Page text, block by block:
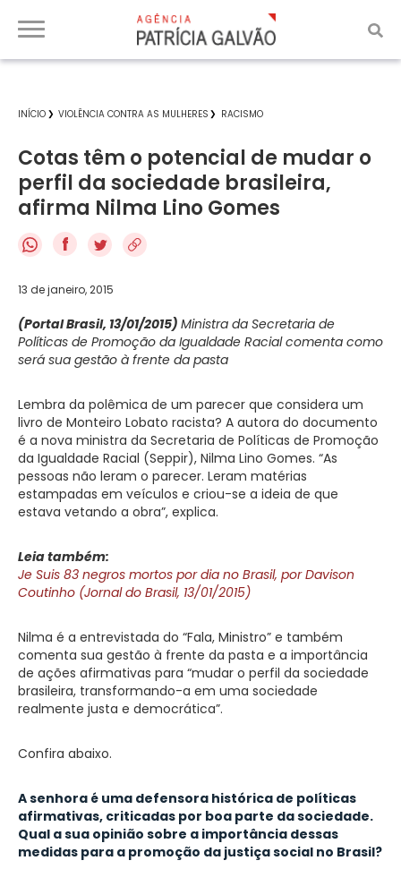
INÍCIO VIOLÊNCIA CONTRA AS MULHERES RACISMO
Cotas têm o potencial de mudar o
perfil da sociedade brasileira,
afirma Nilma Lino Gomes
f
13 de janeiro, 2015
(Portal Brasil, 13/01/2015) Ministra da Secretaria de
Políticas de Promoção da Igualdade Racial comenta como
será sua gestão à frente da pasta
Lembra da polêmica de um parecer que considera um
livro de Monteiro Lobato racista? A autora do documento
é a nova ministra da Secretaria de Políticas de Promoção
da Igualdade Racial (Seppir), Nilma Lino Gomes. “As
pessoas não leram o parecer. Leram matérias
estampadas em veículos e criou-se a ideia de que
estava vetando a obra”, explica.
Leia também:
Je Suis 83 negros mortos por dia no Brasil, por Davison
Coutinho (Jornal do Brasil, 13/01/2015)
Nilma é a entrevistada do “Fala, Ministro” e também
comenta sua gestão à frente da pasta e a importância
de ações afirmativas para “mudar o perfil da sociedade
brasileira, transformando-a em uma sociedade
realmente justa e democrática”.
Confira abaixo.
A senhora é uma defensora histórica de políticas
afirmativas, criticadas por boa parte da sociedade.
Qual a sua opinião sobre a importância dessas
medidas para a promoção da justiça social no Brasil?